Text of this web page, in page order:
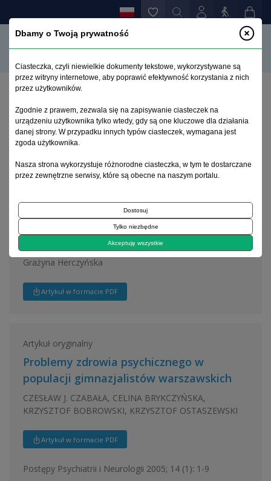
Archiwum 1992–2014
2005, tom 14, zeszyt 1
Władysław Sterling 1877 - 1943
Grażyna Herczyńska
Artykuł w formacie PDF
Artykuł oryginalny
Problemy zdrowia psychicznego w
populacji gimnazjalistów warszawskich
CZESŁAW J. CZABAŁA, CELINA BRYKCZYŃSKA,
KRZYSZTOF BOBROWSKI, KRZYSZTOF OSTASZEWSKI
Artykuł w formacie PDF
Postępy Psychiatrii i Neurologii 2005; 14 (1): 1-9
Dbamy o Twoją prywatność
Ciasteczka, czyli niewielkie dokumenty tekstowe, wykorzystywane są
przez witryny internetowe, aby poprawić efektywność korzystania z nich
przez użytkowników.
Zgodnie z prawem, zezwala się na zapisywanie ciasteczek na
urządzeniu użytkownika tylko wtedy, gdy są one kluczowe dla działania
danej strony. W przypadku innych typów ciasteczek, wymagana jest
zgoda użytkownika.
Nasza strona wykorzystuje różnorodne ciasteczka, w tym te dostarczane
przez zewnętrzne serwisy, które są obecne na naszym portalu.
Dostosuj
Tylko niezbędne
Akceptuję wszystkie